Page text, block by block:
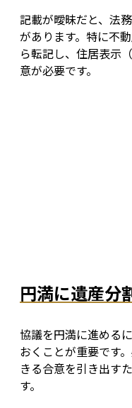
記載が曖昧だと、法
があります。特に不
ら転記し、住居表示
意が必要です。
円満に遺産分
協議を円満に進める
おくことが重要です
きる合意を引き出す
す。